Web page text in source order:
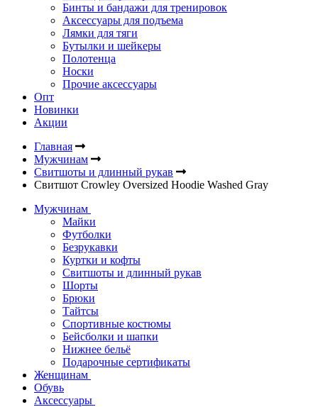
Бинты и бандажи для тренировок
Аксессуары для подъема
Лямки для тяги
Бутылки и шейкеры
Полотенца
Носки
Прочие аксессуары
Опт
Новинки
Акции
Главная
Мужчинам
Свитшоты и длинный рукав
Свитшот Crowley Oversized Hoodie Washed Gray
Мужчинам
Майки
Футболки
Безрукавки
Куртки и кофты
Свитшоты и длинный рукав
Шорты
Брюки
Тайтсы
Спортивные костюмы
Бейсболки и шапки
Нижнее бельё
Подарочные сертификаты
Женщинам
Обувь
Аксессуары